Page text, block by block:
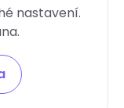
nastavení.